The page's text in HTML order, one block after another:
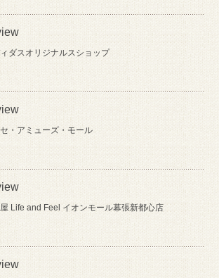
ダスオリジナルスショップ
セ・アミューズ・モール
Life and Feel イオンモール幕張新都心店